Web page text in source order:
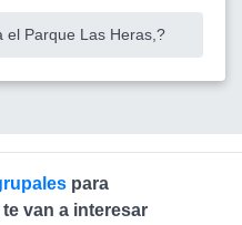
el Parque Las Heras,?
para
van a interesar